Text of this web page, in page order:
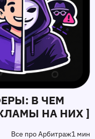
В ЧЕМ
НА НИХ ]
Все про Арбитраж1 мин